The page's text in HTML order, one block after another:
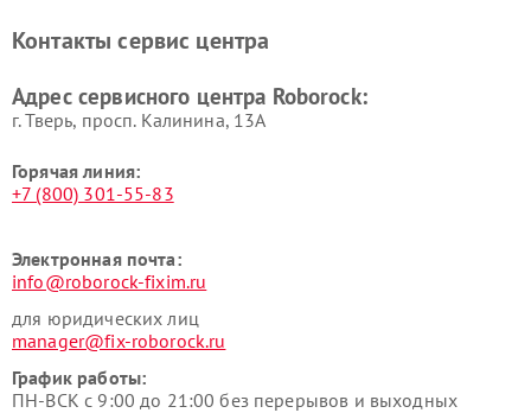
Контакты сервис центра
Адрес сервисного центра Roborock:
г. Тверь, просп. Калинина, 13А
Горячая линия:
+7 (800) 301-55-83
Электронная почта:
info@roborock-fixim.ru
для юридических лиц
manager@fix-roborock.ru
График работы:
ПН-ВСК с 9:00 до 21:00 без перерывов и выходных